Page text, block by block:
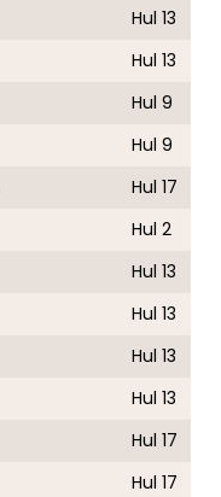
Hul 13
Hul 13
Hul 9
Hul 9
Hul 17
Hul 2
Hul 13
Hul 13
Hul 13
Hul 13
Hul 17
Hul 17